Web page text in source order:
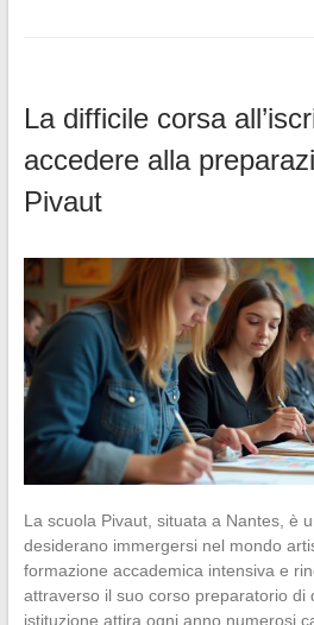
La difficile corsa
accedere alla
Pivaut
La scuola Pivaut, situata a Nantes, è
desiderano immergersi nel mondo
formazione accademica intensiva e
attraverso il suo corso preparatorio di
istituzione attira ogni anno numerosi